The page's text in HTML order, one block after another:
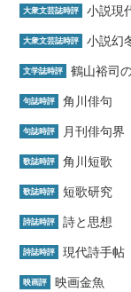
大衆文芸誌時評 小説現
大衆文芸誌時評 小説幻
文学誌時評 鶴山裕司
句誌時評 角川俳句
句誌時評 月刊俳句界
歌誌時評 角川短歌
歌誌時評 短歌研究
詩誌時評 詩と思想
詩誌時評 現代詩手帖
映画評 映画金魚